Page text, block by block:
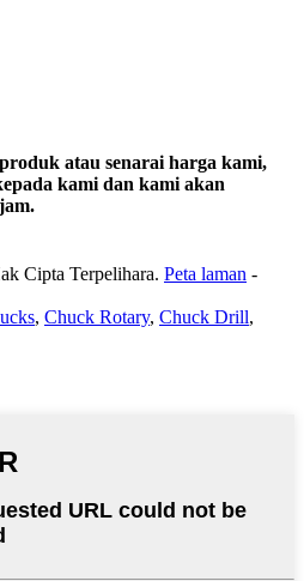
atau senarai harga kami,
kami dan kami akan
Cipta Terpelihara. Peta laman -
, Chuck Rotary, Chuck Drill,